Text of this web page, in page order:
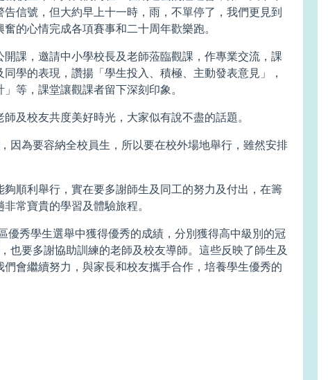
信號，但大約早上十一時，雨，不單停了，我們更見到
的心情完成各項賽事和二十周年歡樂跑。
課，邀請中小學校長及老師蒞臨觀課，作專業交流，課
學的表現，讚揚「學生投入、積極、主動發表意見」，
等，課堂讓觀課者留下深刻印象。
及校友共度美好時光，大家似有說不盡的話題。
因為要容納全校員生，所以要在校外場地舉行，雖然安排
順利舉行，實在要多謝師生及同工的努力及付出，在籌
常寶貴的學習及體驗旅程。
優秀學生選舉中獲得優秀的成績，分別獲得高中級別的冠
也要多謝協助訓練的老師及校友導師。這些反映了師生及
會繼續努力，與家長和校友攜手合作，培養學生優秀的